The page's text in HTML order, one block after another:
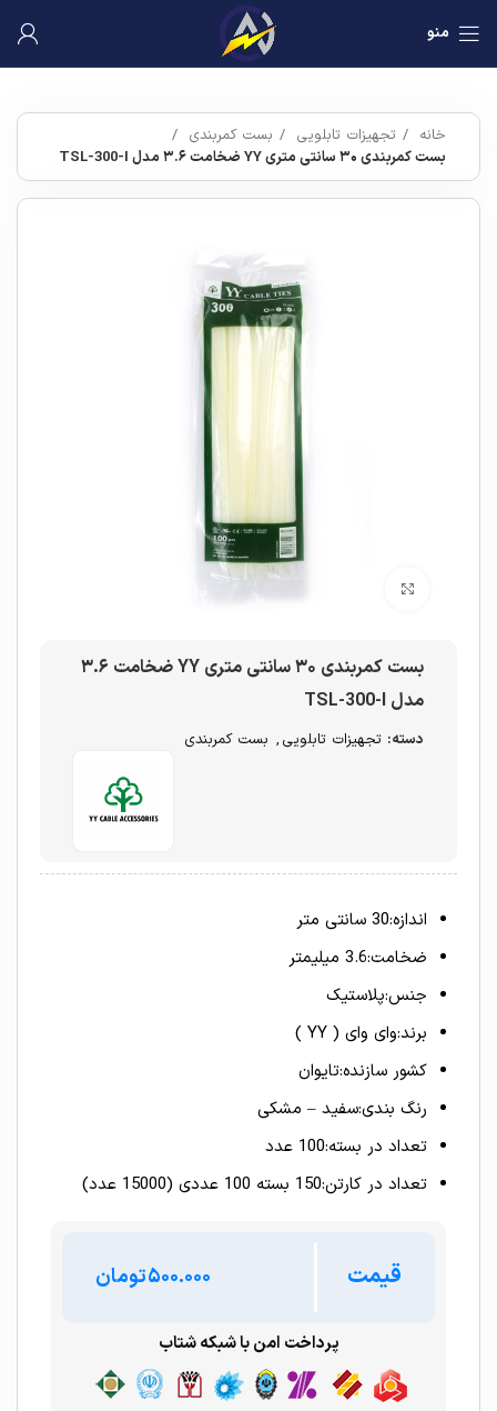
منو
خانه تجهیزات تابلویی
بست کمربندی
بست کمربندی ۳۰ سانتی متری YY ضخامت ۳.۶ مدل TSL-300-I
بست کمربندی ۳۰ سانتی متری YY ضخامت ۳.۶
مدل TSL-300-I
دسته: تجهیزات تابلویی , بست کمربندی
اندازه:30 سانتی متر
ضخامت:3.6 میلیمتر
جنس:پلاستیک
برند:وای وای ( YY )
کشور سازنده:تایوان
رنگ بندی:سفید – مشکی
تعداد در بسته:100 عدد
تعداد در کارتن:150 بسته 100 عددی (15000 عدد)
قیمت تومان
پرداخت امن با شبکه شتاب